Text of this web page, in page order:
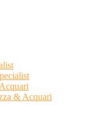
& Acquari